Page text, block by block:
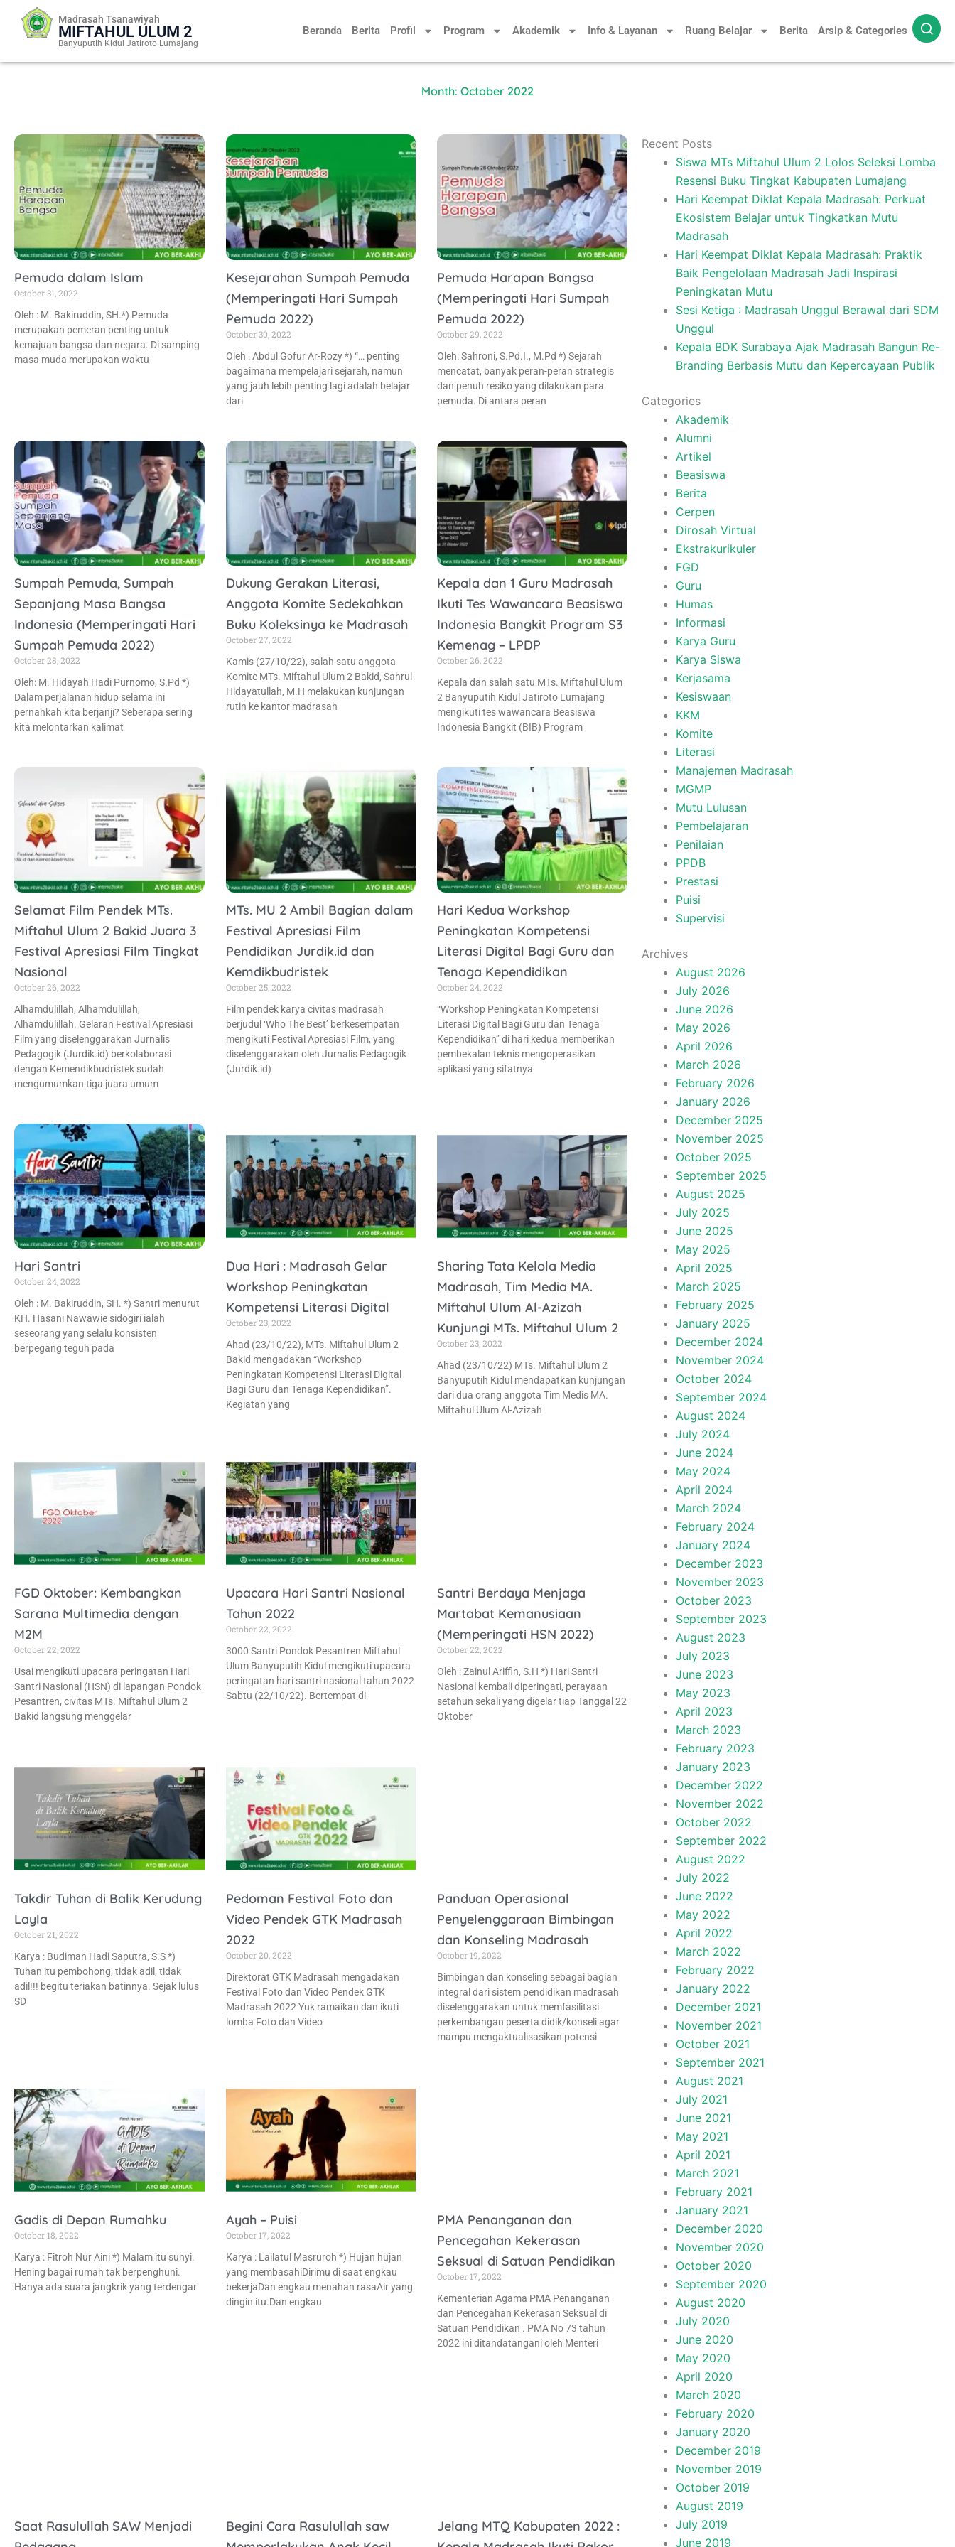
Beranda Berita Profil Program Akademik Info & Layanan Ruang Belajar Berita Arsip & Categories
Madrasah Tsanawiyah
MIFTAHUL ULUM 2
Banyuputih Kidul Jatiroto Lumajang
Month: October 2022
Pemuda dalam Islam
October 31, 2022
Oleh : M. Bakiruddin, SH.*) Pemuda
merupakan pemeran penting untuk
kemajuan bangsa dan negara. Di samping
masa muda merupakan waktu
Kesejarahan Sumpah Pemuda
(Memperingati Hari Sumpah
Pemuda 2022)
October 30, 2022
Oleh : Abdul Gofur Ar-Rozy *) “… penting
bagaimana mempelajari sejarah, namun
yang jauh lebih penting lagi adalah belajar
dari
Pemuda Harapan Bangsa
(Memperingati Hari Sumpah
Pemuda 2022)
October 29, 2022
Oleh: Sahroni, S.Pd.I., M.Pd *) Sejarah
mencatat, banyak peran-peran strategis
dan penuh resiko yang dilakukan para
pemuda. Di antara peran
Sumpah Pemuda, Sumpah
Sepanjang Masa Bangsa
Indonesia (Memperingati Hari
Sumpah Pemuda 2022)
October 28, 2022
Oleh: M. Hidayah Hadi Purnomo, S.Pd *)
Dalam perjalanan hidup selama ini
pernahkah kita berjanji? Seberapa sering
kita melontarkan kalimat
Dukung Gerakan Literasi,
Anggota Komite Sedekahkan
Buku Koleksinya ke Madrasah
October 27, 2022
Kamis (27/10/22), salah satu anggota
Komite MTs. Miftahul Ulum 2 Bakid, Sahrul
Hidayatullah, M.H melakukan kunjungan
rutin ke kantor madrasah
Kepala dan 1 Guru Madrasah
Ikuti Tes Wawancara Beasiswa
Indonesia Bangkit Program S3
Kemenag – LPDP
October 26, 2022
Kepala dan salah satu MTs. Miftahul Ulum
2 Banyuputih Kidul Jatiroto Lumajang
mengikuti tes wawancara Beasiswa
Indonesia Bangkit (BIB) Program
Selamat Film Pendek MTs.
Miftahul Ulum 2 Bakid Juara 3
Festival Apresiasi Film Tingkat
Nasional
October 26, 2022
Alhamdulillah, Alhamdulillah,
Alhamdulillah. Gelaran Festival Apresiasi
Film yang diselenggarakan Jurnalis
Pedagogik (Jurdik.id) berkolaborasi
dengan Kemendikbudristek sudah
mengumumkan tiga juara umum
MTs. MU 2 Ambil Bagian dalam
Festival Apresiasi Film
Pendidikan Jurdik.id dan
Kemdikbudristek
October 25, 2022
Film pendek karya civitas madrasah
berjudul ‘Who The Best’ berkesempatan
mengikuti Festival Apresiasi Film, yang
diselenggarakan oleh Jurnalis Pedagogik
(Jurdik.id)
Hari Kedua Workshop
Peningkatan Kompetensi
Literasi Digital Bagi Guru dan
Tenaga Kependidikan
October 24, 2022
“Workshop Peningkatan Kompetensi
Literasi Digital Bagi Guru dan Tenaga
Kependidikan” di hari kedua memberikan
pembekalan teknis mengoperasikan
aplikasi yang sifatnya
Hari Santri
October 24, 2022
Oleh : M. Bakiruddin, SH. *) Santri menurut
KH. Hasani Nawawie sidogiri ialah
seseorang yang selalu konsisten
berpegang teguh pada
Dua Hari : Madrasah Gelar
Workshop Peningkatan
Kompetensi Literasi Digital
October 23, 2022
Ahad (23/10/22), MTs. Miftahul Ulum 2
Bakid mengadakan “Workshop
Peningkatan Kompetensi Literasi Digital
Bagi Guru dan Tenaga Kependidikan”.
Kegiatan yang
Sharing Tata Kelola Media
Madrasah, Tim Media MA.
Miftahul Ulum Al-Azizah
Kunjungi MTs. Miftahul Ulum 2
October 23, 2022
Ahad (23/10/22) MTs. Miftahul Ulum 2
Banyuputih Kidul mendapatkan kunjungan
dari dua orang anggota Tim Medis MA.
Miftahul Ulum Al-Azizah
FGD Oktober: Kembangkan
Sarana Multimedia dengan
M2M
October 22, 2022
Usai mengikuti upacara peringatan Hari
Santri Nasional (HSN) di lapangan Pondok
Pesantren, civitas MTs. Miftahul Ulum 2
Bakid langsung menggelar
Upacara Hari Santri Nasional
Tahun 2022
October 22, 2022
3000 Santri Pondok Pesantren Miftahul
Ulum Banyuputih Kidul mengikuti upacara
peringatan hari santri nasional tahun 2022
Sabtu (22/10/22). Bertempat di
Santri Berdaya Menjaga
Martabat Kemanusiaan
(Memperingati HSN 2022)
October 22, 2022
Oleh : Zainul Ariffin, S.H *) Hari Santri
Nasional kembali diperingati, perayaan
setahun sekali yang digelar tiap Tanggal 22
Oktober
Takdir Tuhan di Balik Kerudung
Layla
October 21, 2022
Karya : Budiman Hadi Saputra, S.S *)
Tuhan itu pembohong, tidak adil, tidak
adil!!! begitu teriakan batinnya. Sejak lulus
SD
Pedoman Festival Foto dan
Video Pendek GTK Madrasah
2022
October 20, 2022
Direktorat GTK Madrasah mengadakan
Festival Foto dan Video Pendek GTK
Madrasah 2022 Yuk ramaikan dan ikuti
lomba Foto dan Video
Panduan Operasional
Penyelenggaraan Bimbingan
dan Konseling Madrasah
October 19, 2022
Bimbingan dan konseling sebagai bagian
integral dari sistem pendidikan madrasah
diselenggarakan untuk memfasilitasi
perkembangan peserta didik/konseli agar
mampu mengaktualisasikan potensi
Gadis di Depan Rumahku
October 18, 2022
Karya : Fitroh Nur Aini *) Malam itu sunyi.
Hening bagai rumah tak berpenghuni.
Hanya ada suara jangkrik yang terdengar
Ayah – Puisi
October 17, 2022
Karya : Lailatul Masruroh *) Hujan hujan
yang membasahiDirimu di saat engkau
bekerjaDan engkau menahan rasaAir yang
dingin itu.Dan engkau
PMA Penanganan dan
Pencegahan Kekerasan
Seksual di Satuan Pendidikan
October 17, 2022
Kementerian Agama PMA Penanganan
dan Pencegahan Kekerasan Seksual di
Satuan Pendidikan . PMA No 73 tahun
2022 ini ditandatangani oleh Menteri
Saat Rasulullah SAW Menjadi
Begini Cara Rasulullah saw
Jelang MTQ Kabupaten 2022 :
Recent Posts
Siswa MTs Miftahul Ulum 2 Lolos Seleksi Lomba
Resensi Buku Tingkat Kabupaten Lumajang
Hari Keempat Diklat Kepala Madrasah: Perkuat
Ekosistem Belajar untuk Tingkatkan Mutu
Madrasah
Hari Keempat Diklat Kepala Madrasah: Praktik
Baik Pengelolaan Madrasah Jadi Inspirasi
Peningkatan Mutu
Sesi Ketiga : Madrasah Unggul Berawal dari SDM
Unggul
Kepala BDK Surabaya Ajak Madrasah Bangun Re-
Branding Berbasis Mutu dan Kepercayaan Publik
Categories
Akademik
Alumni
Artikel
Beasiswa
Berita
Cerpen
Dirosah Virtual
Ekstrakurikuler
FGD
Guru
Humas
Informasi
Karya Guru
Karya Siswa
Kerjasama
Kesiswaan
KKM
Komite
Literasi
Manajemen Madrasah
MGMP
Mutu Lulusan
Pembelajaran
Penilaian
PPDB
Prestasi
Puisi
Supervisi
Archives
August 2026
July 2026
June 2026
May 2026
April 2026
March 2026
February 2026
January 2026
December 2025
November 2025
October 2025
September 2025
August 2025
July 2025
June 2025
May 2025
April 2025
March 2025
February 2025
January 2025
December 2024
November 2024
October 2024
September 2024
August 2024
July 2024
June 2024
May 2024
April 2024
March 2024
February 2024
January 2024
December 2023
November 2023
October 2023
September 2023
August 2023
July 2023
June 2023
May 2023
April 2023
March 2023
February 2023
January 2023
December 2022
November 2022
October 2022
September 2022
August 2022
July 2022
June 2022
May 2022
April 2022
March 2022
February 2022
January 2022
December 2021
November 2021
October 2021
September 2021
August 2021
July 2021
June 2021
May 2021
April 2021
March 2021
February 2021
January 2021
December 2020
November 2020
October 2020
September 2020
August 2020
July 2020
June 2020
May 2020
April 2020
March 2020
February 2020
January 2020
December 2019
November 2019
October 2019
August 2019
July 2019
June 2019